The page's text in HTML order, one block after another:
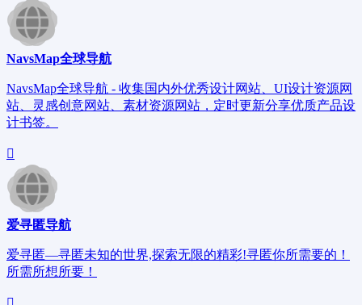
NavsMap全球导航
NavsMap全球导航 - 收集国内外优秀设计网站、UI设计资源网
站、灵感创意网站、素材资源网站，定时更新分享优质产品设
计书签。
爱寻匿导航
爱寻匿—寻匿未知的世界,探索无限的精彩!寻匿你所需要的！
所需所想所要！